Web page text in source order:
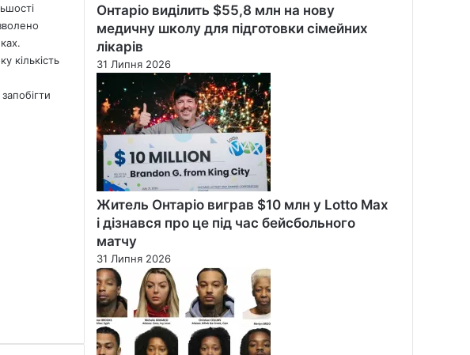
кількість
Онтаріо виділить $55,8 млн на нову
медичну школу для підготовки сімейних
лікарів
31 Липня 2026
Житель Онтаріо виграв $10 млн у Lotto Max
і дізнався про це під час бейсбольного
матчу
31 Липня 2026